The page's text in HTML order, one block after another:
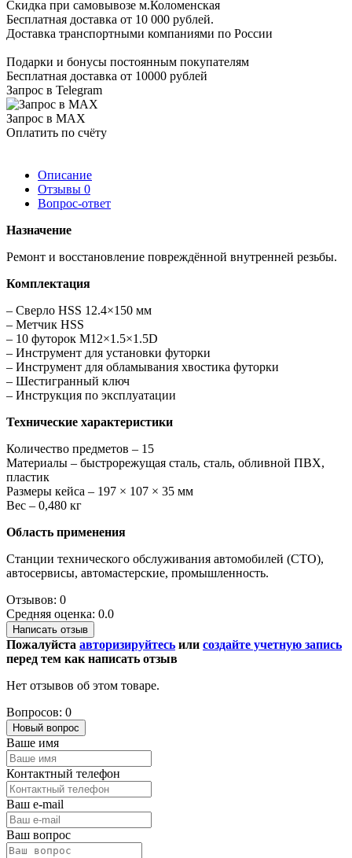
Скидка при самовывозе м.Коломенская
Бесплатная доставка от 10 000 рублей.
Доставка транспортными компаниями по России
Подарки и бонусы постоянным покупателям
Бесплатная доставка от 10000 рублей
Запрос в Telegram
Запрос в MAX
Оплатить по счёту
Описание
Отзывы 0
Вопрос-ответ
Назначение
Ремонт и восстановление повреждённой внутренней резьбы.
Комплектация
– Сверло HSS 12.4×150 мм
– Метчик HSS
– 10 футорок M12×1.5×1.5D
– Инструмент для установки футорки
– Инструмент для обламывания хвостика футорки
– Шестигранный ключ
– Инструкция по эксплуатации
Технические характеристики
Количество предметов – 15
Материалы – быстрорежущая сталь, сталь, обливной ПВХ,
пластик
Размеры кейса – 197 × 107 × 35 мм
Вес – 0,480 кг
Область применения
Станции технического обслуживания автомобилей (СТО),
автосервисы, автомастерские, промышленность.
Отзывов: 0
Средняя оценка: 0.0
Написать отзыв
Пожалуйста авторизируйтесь или создайте учетную запись
перед тем как написать отзыв
Нет отзывов об этом товаре.
Вопросов: 0
Новый вопрос
Ваше имя
Контактный телефон
Ваш e-mail
Ваш вопрос